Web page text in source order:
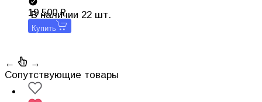
В наличии 22 шт.
19 500
Купить
←
→
Cопутствующие товары